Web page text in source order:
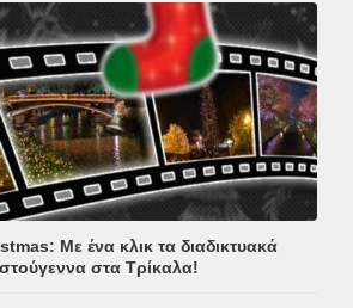
Με ένα κλικ τα διαδικτυακά
στα Τρίκαλα!